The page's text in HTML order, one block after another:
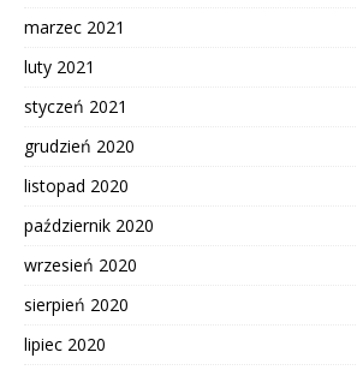
marzec 2021
luty 2021
styczeń 2021
grudzień 2020
listopad 2020
październik 2020
wrzesień 2020
sierpień 2020
lipiec 2020